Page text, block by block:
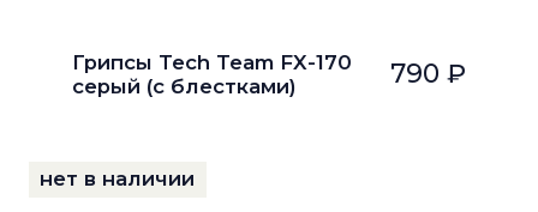
Грипсы Tech Team FX-170
серый (с блестками)
790 ₽
нет в наличии